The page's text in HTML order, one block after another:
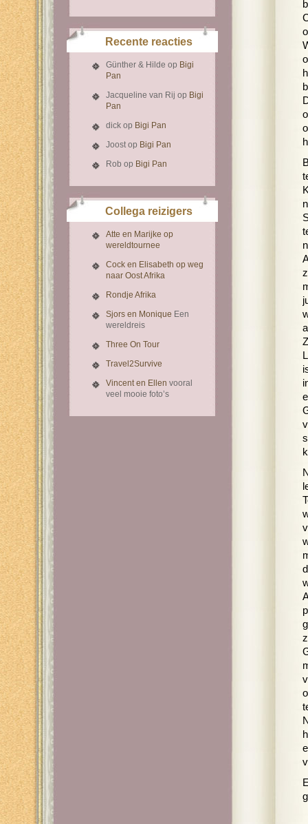
Recente reacties
Günther & Hilde op Bigi
Pan
Jacqueline van Rij op Bigi
Pan
dick op Bigi Pan
Joostop Bigi Pan
Rob op Bigi Pan
Collega reizigers
Atte en Marijke op
wereldtournee
Cock en Elisabeth op weg
naar Oost Afrika
Rondje Afrika
Sjors en Monique Een
wereldreis
Three On Tour
Travel2Survive
Vincent en Ellen vooral
veel mooie foto’s